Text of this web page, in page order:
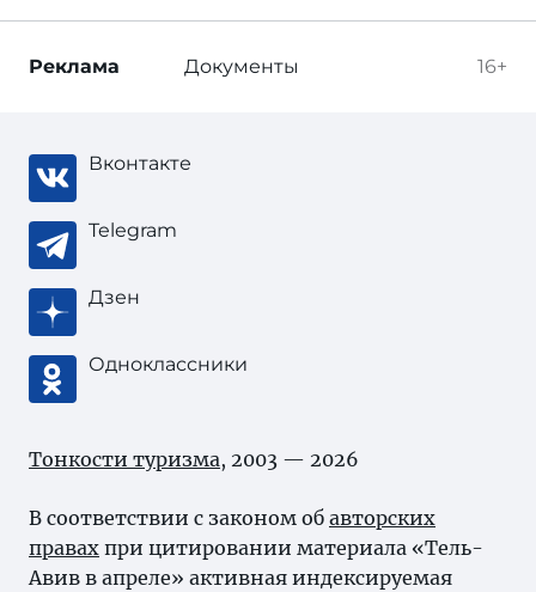
16+
Реклама Документы
Вконтакте
Telegram
Дзен
Одноклассники
Тонкости туризма, 2003 — 2026
В соответствии с законом об авторских
правах при цитировании материала «Тель-
Авив в апреле» активная индексируемая